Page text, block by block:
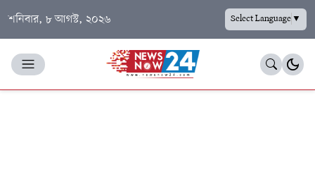
শনিবার, ৮ আগস্ট, ২০২৬ Select Language▼